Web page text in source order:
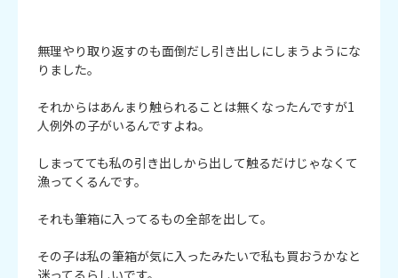
無理やり取り返すのも面倒だし引き出しにしまうようにな
りました。
それからはあんまり触られることは無くなったんですが1
人例外の子がいるんですよね。
しまってても私の引き出しから出して触るだけじゃなくて
漁ってくるんです。
それも筆箱に入ってるもの全部を出して。
その子は私の筆箱が気に入ったみたいで私も買おうかなと